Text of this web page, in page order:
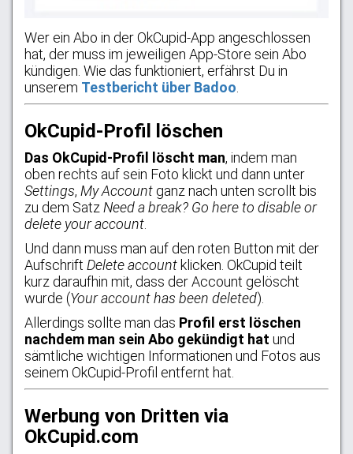
Wer ein Abo in der OkCupid-App angeschlossen
hat, der muss im jeweiligen App-Store sein Abo
kündigen. Wie das funktioniert, erfährst Du in
unserem Testbericht über Badoo
OkCupid-Profil löschen
Das OkCupid-Profil löscht man, indem man
oben rechts auf sein Foto klickt und dann unter
Settings, My Account ganz nach unten scrollt bis
zu dem Satz Need a break? Go here to disable or
delete your account
Und dann muss man auf den roten Button mit der
Aufschrift Delete account klicken. OkCupid teilt
kurz daraufhin mit, dass der Account gelöscht
wurde (Your account has been deleted).
Allerdings sollte man das Profil erst löschen
nachdem man sein Abo gekündigt hat und
sämtliche wichtigen Informationen und Fotos aus
seinem OkCupid-Profil entfernt hat.
Werbung von Dritten via
OkCupid.com